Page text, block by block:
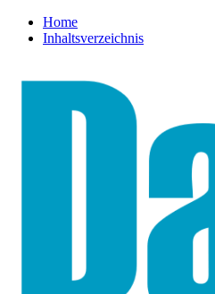
Home
Inhaltsverzeichnis